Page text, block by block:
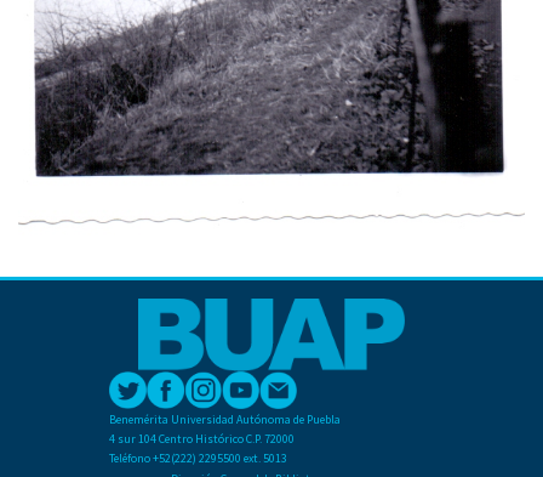
Benemérita Universidad Autónoma de Puebla
4 sur 104 Centro Histórico C.P. 72000
Teléfono +52(222) 2295500 ext. 5013